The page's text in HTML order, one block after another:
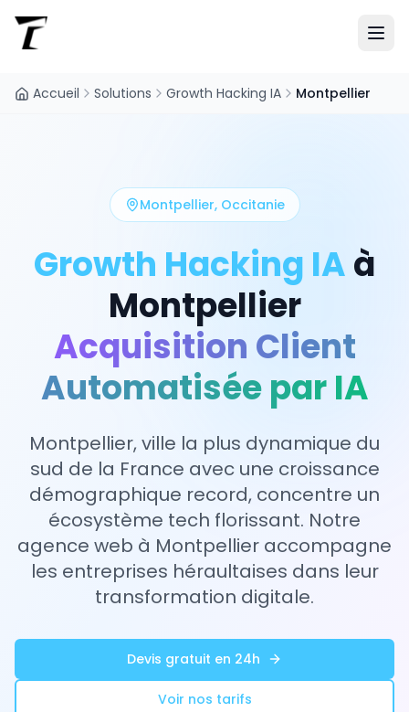
Accueil Solutions Growth Hacking IA Montpellier
Montpellier, Occitanie
Growth Hacking IAà
Montpellier
Acquisition Client
Automatisée par IA
Montpellier, ville la plus dynamique du
sud de la France avec une croissance
démographique record, concentre un
écosystème tech florissant. Notre
agence web à Montpellier accompagne
les entreprises héraultaises dans leur
transformation digitale.
Devis gratuit en 24h
Voir nos tarifs